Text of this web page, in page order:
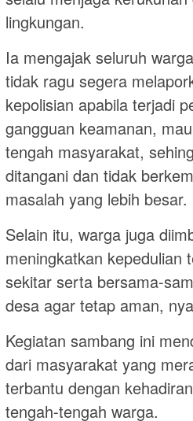
lingkungan.
Ia mengajak seluruh
tidak ragu segera
kepolisian apabila terjadi
gangguan keamanan,
tengah masyarakat,
ditangani dan tidak
masalah yang lebih besar.
Selain itu, warga juga
meningkatkan kepedulian
sekitar serta bersama-
desa agar tetap aman,
Kegiatan sambang ini
dari masyarakat yang
terbantu dengan
tengah-tengah warga.